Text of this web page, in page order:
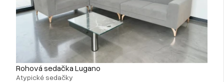
Rohová sedačka Lugano
Atypické sedačky